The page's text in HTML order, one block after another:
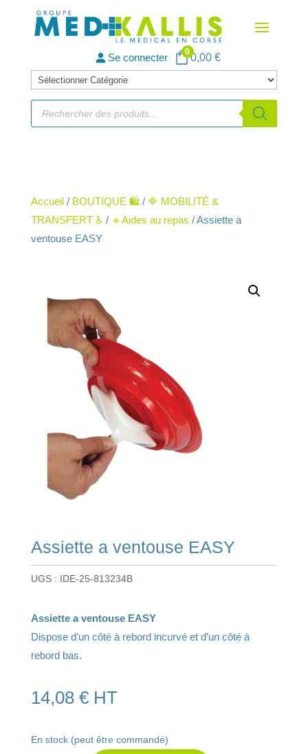
Se connecter 00,00 €
Catégories
de
produits
Recherche
produits
Accueil/ BOUTIQUE 🛍️ / 🔷 MOBILITÉ &
TRANSFERT ♿/ 🔹Aides au repas / Assiette a
ventouse EASY
Assiette a ventouse EASY
UGS : IDE-25-813234B
Assiette a ventouse EASY
Dispose d’un côté à rebord incurvé et d’un côté à
rebord bas.
14,08 € HT
En stock (peut être commandé)